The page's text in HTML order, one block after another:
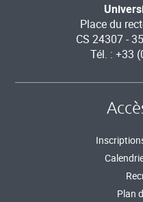
Place du
CS 24307 -
Tél. : +33
Plan